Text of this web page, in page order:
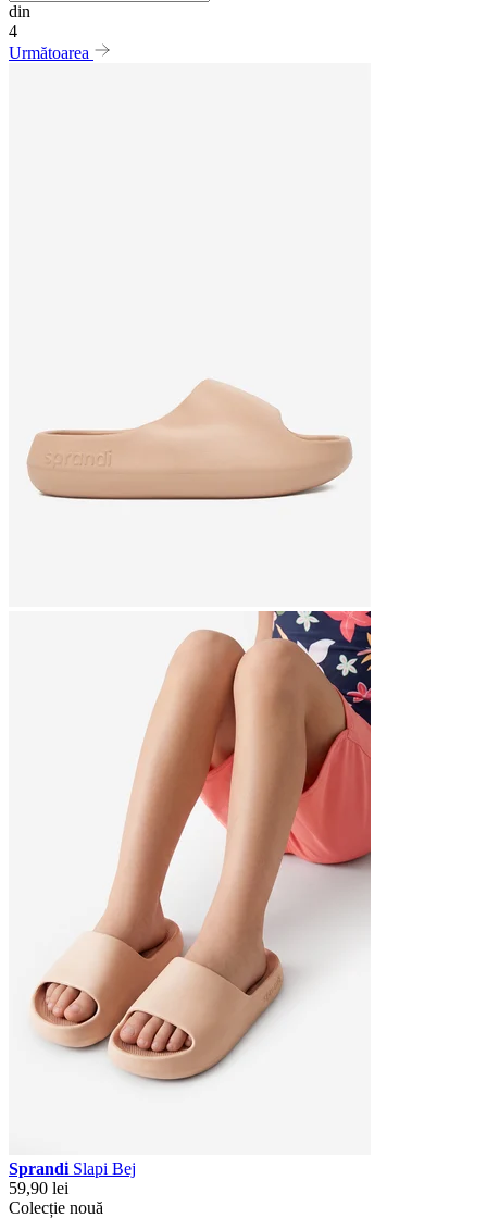
din
4
Următoarea
Sprandi Slapi Bej
59,90 lei
Colecție nouă